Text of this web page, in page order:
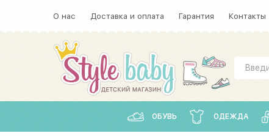
О нас Доставка и оплата Гарантия Контакты
ОБУВЬ ОДЕЖДА